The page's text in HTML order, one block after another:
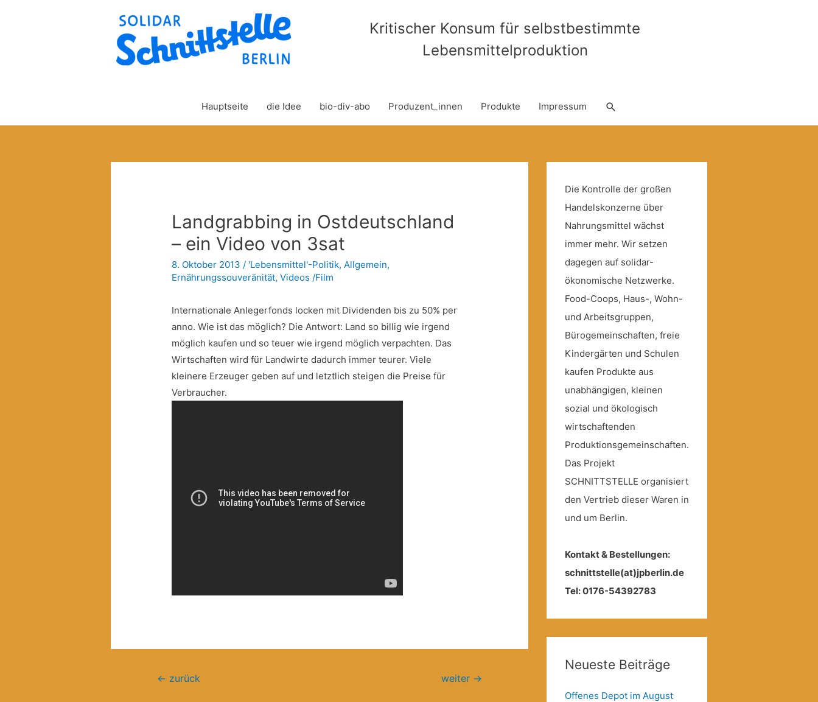
Kritischer Konsum für selbstbestimmte
Lebensmittelproduktion
Hauptseite die Idee bio-div-abo Produzent_innen Produkte Impressum Suche
Landgrabbing in Ostdeutschland
– ein Video von 3sat
8. Oktober 2013 / 'Lebensmittel'-Politik,Allgemein,
Ernährungssouveränität,Videos /Film
Internationale Anlegerfonds locken mit Dividenden bis zu 50% per
anno. Wie ist das möglich? Die Antwort: Land so billig wie irgend
möglich kaufen und so teuer wie irgend möglich verpachten. Das
Wirtschaften wird für Landwirte dadurch immer teurer. Viele
kleinere Erzeuger geben auf und letztlich steigen die Preise für
Verbraucher.
Beitragsnavigation
← zurück weiter →
Die Kontrolle der großen
Handelskonzerne über
Nahrungsmittel wächst
immer mehr. Wir setzen
dagegen auf solidar-
ökonomische Netzwerke.
Food-Coops, Haus-, Wohn-
und Arbeitsgruppen,
Bürogemeinschaften, freie
Kindergärten und Schulen
kaufen Produkte aus
unabhängigen, kleinen
sozial und ökologisch
wirtschaftenden
Produktionsgemeinschaften.
Das Projekt
SCHNITTSTELLE organisiert
den Vertrieb dieser Waren in
und um Berlin.
Kontakt & Bestellungen:
schnittstelle(at)jpberlin.de
Tel: 0176-54392783
Neueste Beiträge
Offenes Depot im August